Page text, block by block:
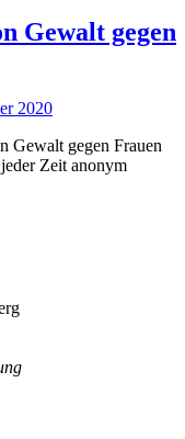
Gewalt gegen
2020
Gewalt gegen Frauen
Zeit anonym